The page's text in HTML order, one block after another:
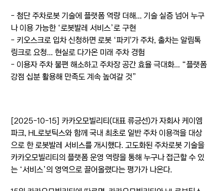
- 첨단 주차로봇 기술에 플랫폼 역량 더해... 기술 실증 넘어 누구
나 이용 가능한 ‘로봇발레 서비스’로 구현
- 키오스크로 입차 신청하면 로봇 ‘파키'가 주차, 출차는 알림톡
링크로 요청... 현실로 다가온 미래 주차 경험
- 이용자 주차 불편 해소하고 주차장 공간 효율 극대화... “플랫폼
강점 십분 활용해 만족도 계속 높여갈 것”
[2025-10-15] 카카오모빌리티(대표 류긍선)가 자회사 케이엠
파크, HL로보틱스와 함께 국내 최초로 일반 주차 이용객을 대상
으로 한 로봇발레 서비스를 개시했다. 고도화된 주차로봇 기술을
카카오모빌리티의 플랫폼 운영 역량을 통해 누구나 접근할 수 있
는 ‘서비스’의 영역으로 끌어올렸다는 평가가 나온다.